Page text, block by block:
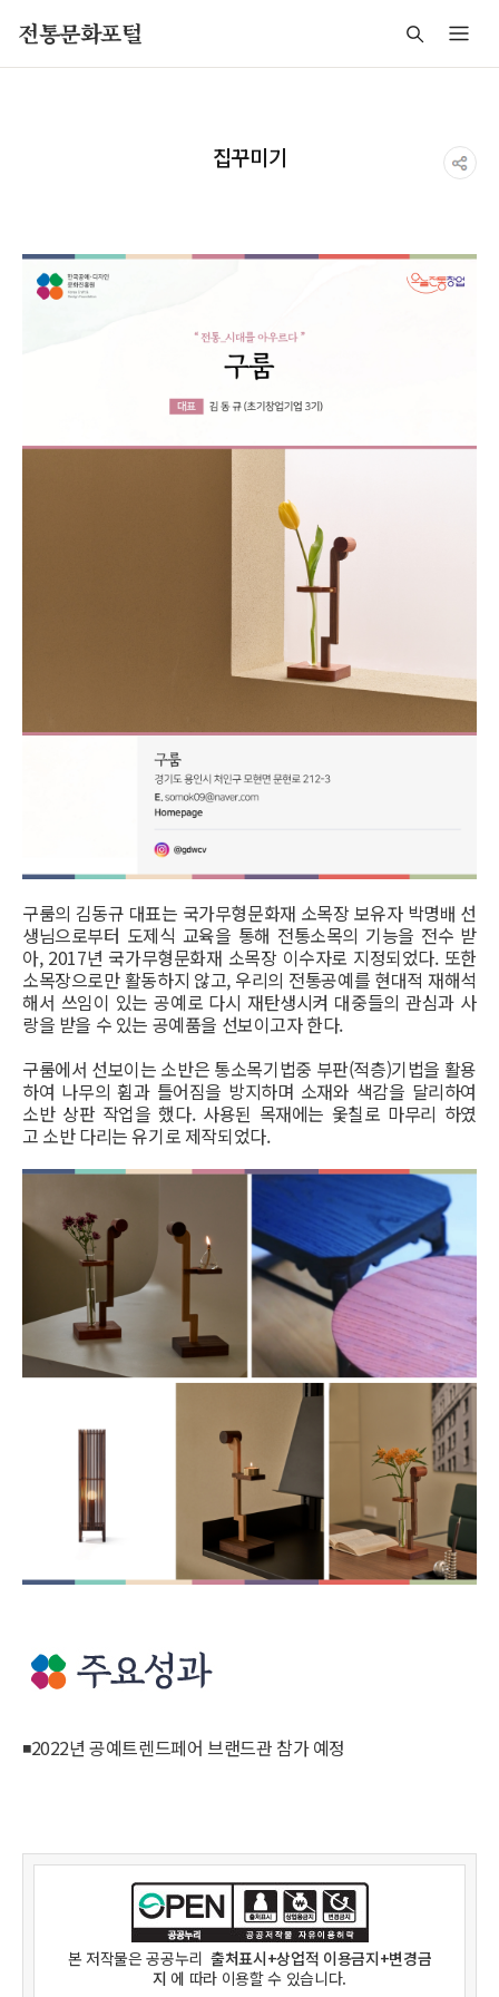
전통문화포털
집꾸미기
구룸의 김동규 대표는 국가무형문화재 소목장 보유자 박명배 선
생님으로부터 도제식 교육을 통해 전통소목의 기능을 전수 받
아, 2017년 국가무형문화재 소목장 이수자로 지정되었다. 또한
소목장으로만 활동하지 않고, 우리의 전통공예를 현대적 재해석
해서 쓰임이 있는 공예로 다시 재탄생시켜 대중들의 관심과 사
랑을 받을 수 있는 공예품을 선보이고자 한다.
구룸에서 선보이는 소반은 통소목기법중 부판(적층)기법을 활용
하여 나무의 휨과 틀어짐을 방지하며 소재와 색감을 달리하여
소반 상판 작업을 했다. 사용된 목재에는 옻칠로 마무리 하였
고 소반 다리는 유기로 제작되었다.
◾2022년 공예트렌드페어 브랜드관 참가 예정
본 저작물은공공누리 출처표시+상업적 이용금지+변경금
지 에 따라 이용할 수 있습니다.